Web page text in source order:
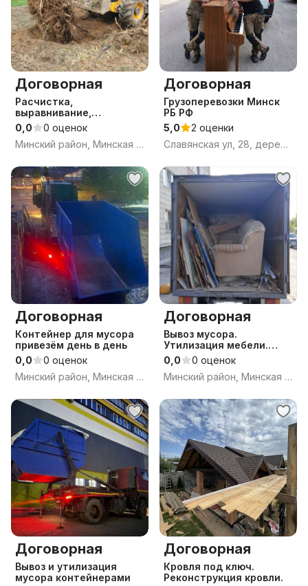
Договорная
Расчистка,
выравнивание,
благоустройство
участков
0,0
0 оценок
Минский район, Минская обл.
Договорная
Грузоперевозки Минск
РБ РФ
5,0
2 оценки
Славянская ул, 28, деревня Валерьяново, Боровлянский сельсовет, Минский район, Минская область
Договорная
Контейнер для мусора
привезём день в день
0,0
0 оценок
Минский район, Минская обл.
Договорная
Вывоз мусора.
Утилизация мебели.
Вывоз хлама. Грузчики.
Грузоперевозки.
0,0
0 оценок
Минский район, Минская обл.
Договорная
Вывоз и утилизация
мусора контейнерами
Договорная
Кровля под ключ.
Реконструкция кровли.